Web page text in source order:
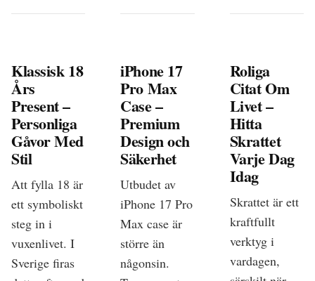
Klassisk 18
Års
Present –
Personliga
Gåvor Med
Stil
Att fylla 18 är
ett symboliskt
steg in i
vuxenlivet. I
Sverige firas
iPhone 17
Pro Max
Case –
Premium
Design och
Säkerhet
Utbudet av
iPhone 17 Pro
Max case är
större än
någonsin.
Roliga
Citat Om
Livet –
Hitta
Skrattet
Varje Dag
Idag
Skrattet är ett
kraftfullt
verktyg i
vardagen,